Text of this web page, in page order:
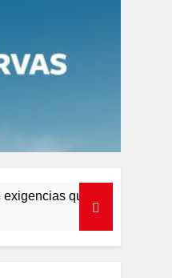
debe cumplir para la